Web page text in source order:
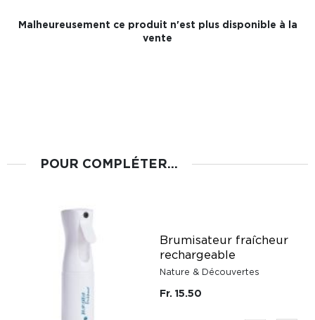
Malheureusement ce produit n'est plus disponible à la
vente
POUR COMPLÉTER...
Brumisateur fraîcheur
rechargeable
Nature & Découvertes
Fr. 15.50